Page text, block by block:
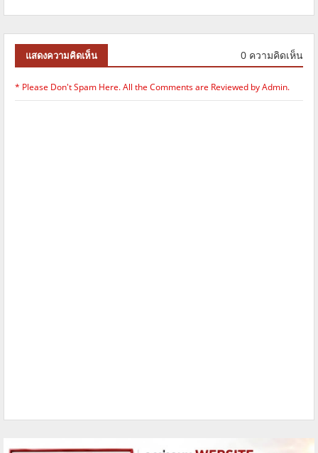
แสดงความคิดเห็น 0 ความคิดเห็น
* Please Don't Spam Here. All the Comments are Reviewed by Admin.